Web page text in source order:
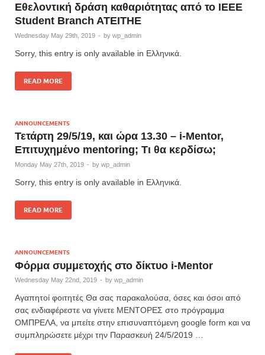
Εθελοντική δράση καθαριότητας από το IEEE
Student Branch ATEITHE
Wednesday May 29th, 2019 - by wp_admin
Sorry, this entry is only available in Ελληνικά.
READ MORE
ANNOUNCEMENTS
Τετάρτη 29/5/19, και ώρα 13.30 – i-Mentor,
Επιτυχημένο mentoring; Τι θα κερδίσω;
Monday May 27th, 2019 - by wp_admin
Sorry, this entry is only available in Ελληνικά.
READ MORE
ANNOUNCEMENTS
Φόρμα συμμετοχής στο δίκτυο i-Mentor
Wednesday May 22nd, 2019 - by wp_admin
Αγαπητοί φοιτητές Θα σας παρακαλούσα, όσες και όσοι από
σας ενδιαφέρεστε να γίνετε ΜΕΝΤΟΡΕΣ στο πρόγραμμα
ΟΜΠΡΕΛΑ, να μπείτε στην επισυναπτόμενη google form και να
συμπληρώσετε μέχρι την Παρασκευή 24/5/2019 …